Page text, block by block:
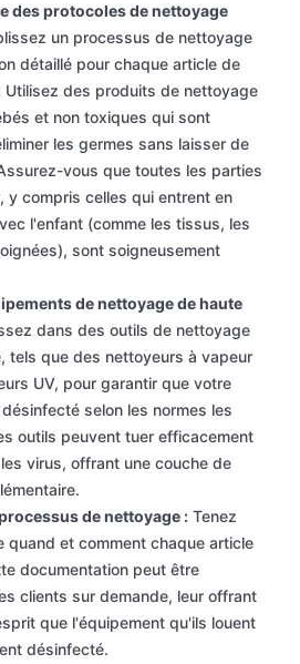
des protocoles de nettoyage
un processus de nettoyage
détaillé pour chaque article de
Utilisez des produits de nettoyage
et non toxiques qui sont
les germes sans laisser de
vous que toutes les parties
y compris celles qui entrent en
l'enfant (comme les tissus, les
sont soigneusement
de nettoyage de haute
dans des outils de nettoyage
tels que des nettoyeurs à vapeur
UV, pour garantir que votre
selon les normes les
outils peuvent tuer efficacement
virus, offrant une couche de
de nettoyage : Tenez
quand et comment chaque article
documentation peut être
clients sur demande, leur offrant
que l'équipement qu'ils louent
désinfecté.